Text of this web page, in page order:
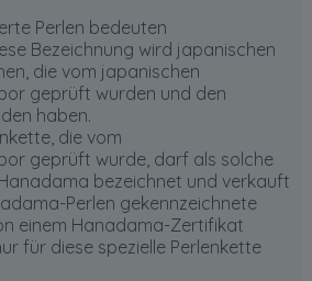
Perlen bedeuten
Bezeichnung wird japanischen
die vom japanischen
geprüft wurden und den
haben.
die vom
geprüft wurde, darf als solche
bezeichnet und verkauft
Perlen gekennzeichnete
einem Hanadama-Zertifikat
für diese spezielle Perlenkette